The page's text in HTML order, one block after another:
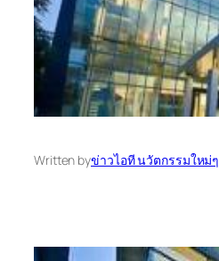
Written byข่าวไอที นวัตกรรมใหม่ๆ